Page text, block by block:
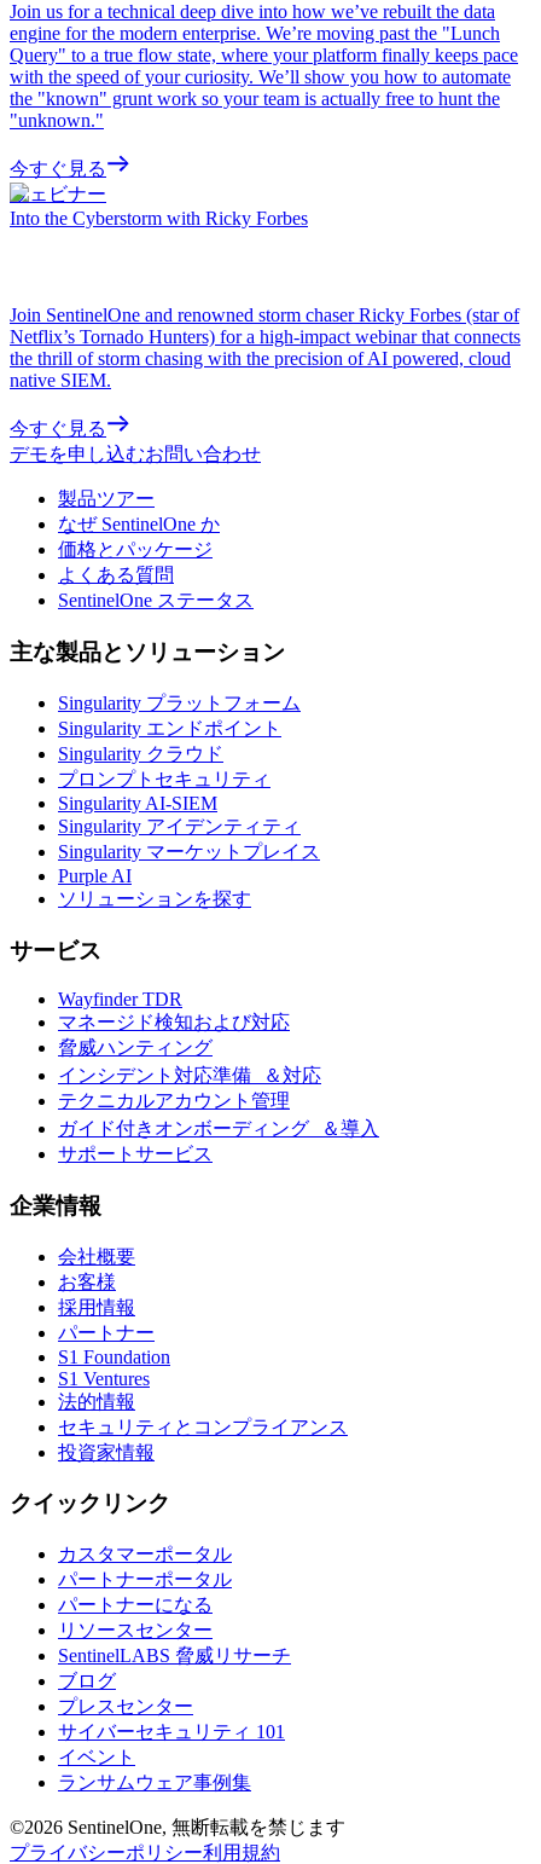
Join us for a technical deep dive into how we’ve rebuilt the data
engine for the modern enterprise. We’re moving past the "Lunch
Query" to a true flow state, where your platform finally keeps pace
with the speed of your curiosity. We’ll show you how to automate
the "known" grunt work so your team is actually free to hunt the
"unknown."
今すぐ見る
ウェビナー
Into the Cyberstorm with Ricky Forbes
Join SentinelOne and renowned storm chaser Ricky Forbes (star of
Netflix’s Tornado Hunters) for a high-impact webinar that connects
the thrill of storm chasing with the precision of AI powered, cloud
native SIEM.
今すぐ見る
デモを申し込むお問い合わせ
製品ツアー
なぜ SentinelOne か
価格とパッケージ
よくある質問
SentinelOne ステータス
主な製品とソリューション
Singularity プラットフォーム
Singularity エンドポイント
Singularity クラウド
プロンプトセキュリティ
Singularity AI-SIEM
Singularity アイデンティティ
Singularity マーケットプレイス
Purple AI
ソリューションを探す
サービス
Wayfinder TDR
マネージド検知および対応
脅威ハンティング
インシデント対応準備 ＆対応
テクニカルアカウント管理
ガイド付きオンボーディング ＆導入
サポートサービス
企業情報
会社概要
お客様
採用情報
パートナー
S1 Foundation
S1 Ventures
法的情報
セキュリティとコンプライアンス
投資家情報
クイックリンク
カスタマーポータル
パートナーポータル
パートナーになる
リソースセンター
SentinelLABS 脅威リサーチ
ブログ
プレスセンター
サイバーセキュリティ 101
イベント
ランサムウェア事例集
©2026 SentinelOne, 無断転載を禁じます
プライバシーポリシー利用規約